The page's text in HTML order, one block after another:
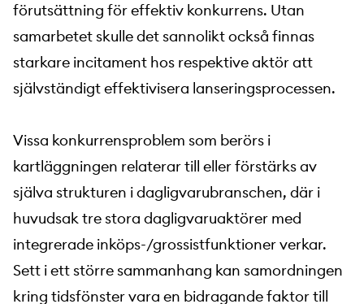
förutsättning för effektiv konkurrens. Utan
samarbetet skulle det sannolikt också finnas
starkare incitament hos respektive aktör att
självständigt effektivisera lanseringsprocessen.
Vissa konkurrensproblem som berörs i
kartläggningen relaterar till eller förstärks av
själva strukturen i dagligvarubranschen, där i
huvudsak tre stora dagligvaruaktörer med
integrerade inköps-/grossistfunktioner verkar.
Sett i ett större sammanhang kan samordningen
kring tidsfönster vara en bidragande faktor till